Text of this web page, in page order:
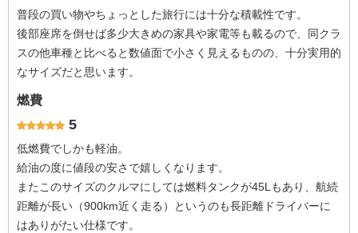
普段の買い物やちょっとした旅行には十分な積載性です。
後部座席を倒せば多少大きめの家具や家電等も載るので、同クラ
スの他車種と比べると数値面で小さく見えるものの、十分実用的
なサイズだと思います。
燃費
5
低燃費でしかも軽油。
給油の度に値段の安さで嬉しくなります。
またこのサイズのクルマにしては燃料タンクが45Lもあり、航続
距離が長い（900km近く走る）というのも長距離ドライバーに
はありがたい仕様です。